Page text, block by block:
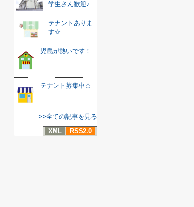
学生さん歓迎♪
テナントありま
す☆
児島が熱いです！
テナント募集中☆
>>全ての記事を見る
XML
RSS2.0